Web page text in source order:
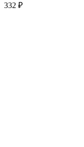
332 ₽